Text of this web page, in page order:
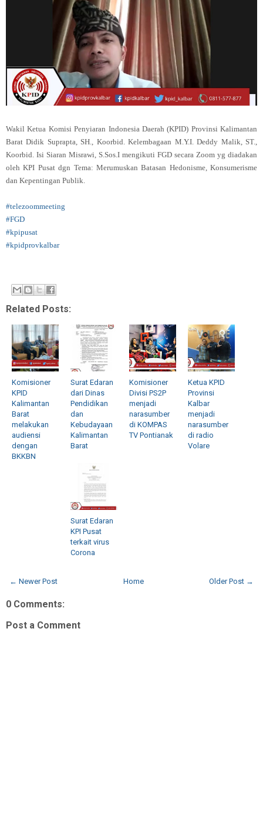
Wakil Ketua Komisi Penyiaran Indonesia Daerah (KPID) Provinsi Kalimantan
Barat Didik Suprapta, SH., Koorbid. Kelembagaan M.Y.I. Deddy Malik, ST.,
Koorbid. Isi Siaran Misrawi, S.Sos.I mengikuti FGD secara Zoom yg diadakan
oleh KPI Pusat dgn Tema: Merumuskan Batasan Hedonisme, Konsumerisme
dan Kepentingan Publik.
#telezoommeeting
#FGD
#kpipusat
#kpidprovkalbar
Related Posts:
Komisioner
KPID
Kalimantan
Barat
melakukan
audiensi
dengan
BKKBN
Surat Edaran
dari Dinas
Pendidikan
dan
Kebudayaan
Kalimantan
Barat
Komisioner
Divisi PS2P
menjadi
narasumber
di KOMPAS
TV Pontianak
Ketua KPID
Provinsi
Kalbar
menjadi
narasumber
di radio
Volare
Surat Edaran
KPI Pusat
terkait virus
Corona
← Newer Post Older Post →
Home
0 Comments:
Post a Comment